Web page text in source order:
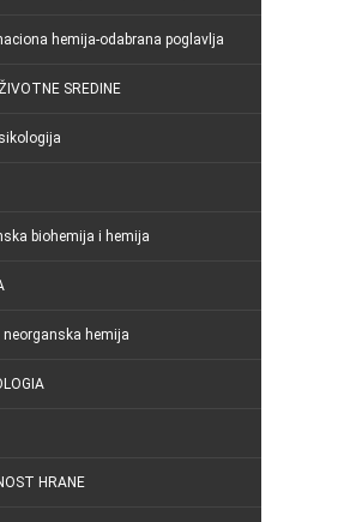
hemija-odabrana poglavlja
SREDINE
biohemija i hemija
neorganska hemija
HRANE